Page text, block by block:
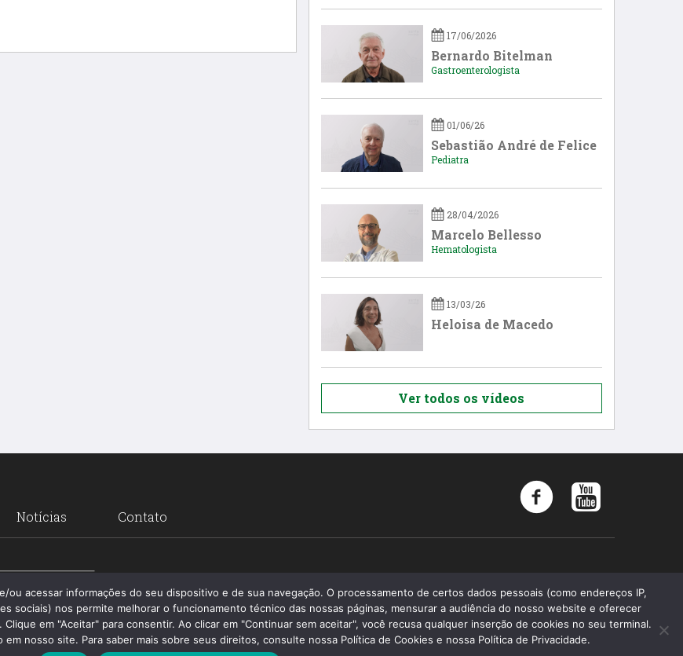
17/06/2026
Bernardo Bitelman
Gastroenterologista
01/06/26
Sebastião André de Felice
Pediatra
28/04/2026
Marcelo Bellesso
Hematologista
13/03/26
Heloisa de Macedo
Ver todos os vídeos
Notícias Contato
Santa Memória 2019 - Todos os direitos reservados
Faculdade de Ciências Médicas da Santa Casa de São Paulo
Fundação Arnaldo Vieira de Carvalho
ou acessar informações do seu dispositivo e de sua navegação. O processamento de certos dados pessoais (como endereços IP,
sociais) nos permite melhorar o funcionamento técnico das nossas páginas, mensurar a audiência do nosso website e oferecer
em "Aceitar" para consentir. Ao clicar em "Continuar sem aceitar", você recusa qualquer inserção de cookies no seu terminal.
nosso site. Para saber mais sobre seus direitos, consulte nossa Política de Cookies e nossa Política de Privacidade.